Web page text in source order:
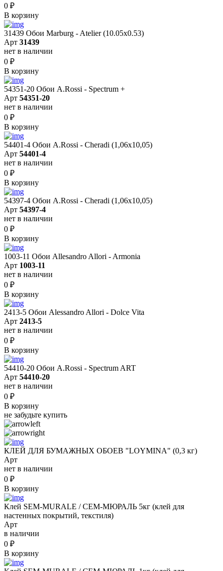
0 ₽
В корзину
31439 Обои Marburg - Atelier (10.05х0.53)
Арт 31439
нет в наличии
0 ₽
В корзину
54351-20 Обои A.Rossi - Spectrum +
Арт 54351-20
нет в наличии
0 ₽
В корзину
54401-4 Обои A.Rossi - Cheradi (1,06x10,05)
Арт 54401-4
нет в наличии
0 ₽
В корзину
54397-4 Обои A.Rossi - Cheradi (1,06x10,05)
Арт 54397-4
нет в наличии
0 ₽
В корзину
1003-11 Обои Allesandro Allori - Armonia
Арт 1003-11
нет в наличии
0 ₽
В корзину
2413-5 Обои Alessandro Allori - Dolce Vita
Арт 2413-5
нет в наличии
0 ₽
В корзину
54410-20 Обои A.Rossi - Spectrum ART
Арт 54410-20
нет в наличии
0 ₽
В корзину
не забудьте купить
КЛЕЙ ДЛЯ БУМАЖНЫХ ОБОЕВ "LOYMINA" (0,3 кг)
Арт
нет в наличии
0 ₽
В корзину
Клей SEM-MURALE / СЕМ-МЮРАЛЬ 5кг (клей для
настенных покрытий, текстиля)
Арт
в наличии
0 ₽
В корзину